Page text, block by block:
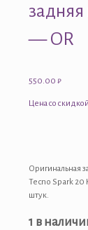
задняя
— OR
550.00 ₽
Цена со
Оригинальная
Tecno Spark 20
штук.
1 в